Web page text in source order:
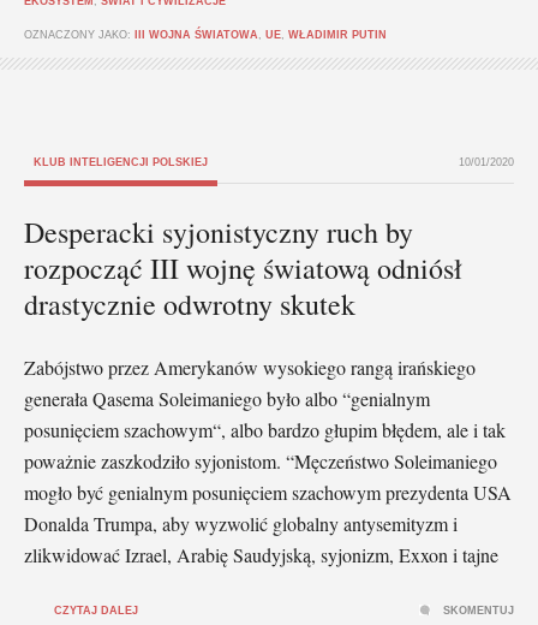
OZNACZONY JAKO: III WOJNA ŚWIATOWA UE WŁADIMIR PUTIN
KLUB INTELIGENCJI POLSKIEJ 10/01/2020
Desperacki syjonistyczny ruch by
rozpocząć III wojnę światową odniósł
drastycznie odwrotny skutek
Zabójstwo przez Amerykanów wysokiego rangą irańskiego
generała Qasema Soleimaniego było albo “genialnym
posunięciem szachowym“, albo bardzo głupim błędem, ale i tak
poważnie zaszkodziło syjonistom. “Męczeństwo Soleimaniego
mogło być genialnym posunięciem szachowym prezydenta USA
Donalda Trumpa, aby wyzwolić globalny antysemityzm i
zlikwidować Izrael, Arabię Saudyjską, syjonizm, Exxon i tajne
CZYTAJ DALEJ SKOMENTUJ